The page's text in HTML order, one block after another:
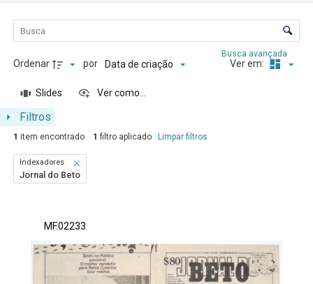
Lista de itens
Controle de ordenação e visualização
Filtros
Busca avançada
Ordenar por Data de criação Ver em:
Slides Ver como...
1 item encontrado 1 filtro aplicado Limpar filtros
Indexadores
Jornal do Beto
Resultados da lista de itens
MF.02233